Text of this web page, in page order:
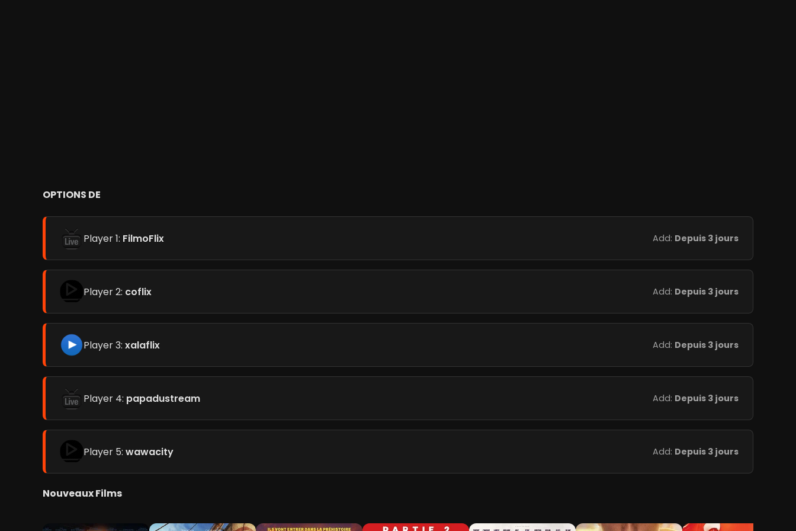
OPTIONS DE
Player 1: FilmoFlix Add: Depuis 3 jours
Player 2: coflix Add: Depuis 3 jours
Player 3: xalaflix Add: Depuis 3 jours
Player 4: papadustream Add: Depuis 3 jours
Player 5: wawacity Add: Depuis 3 jours
Nouveaux Films